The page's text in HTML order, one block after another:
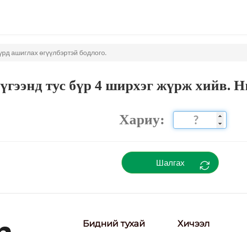
ашиглах өгүүлбэртэй бодлого.
тус бүр 4 ширхэг жүрж хийв.
Хариу:
Шалгах
Бидний тухай Хичээл